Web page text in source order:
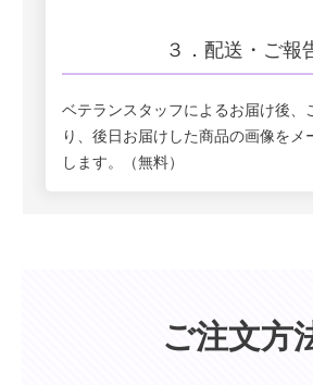
３．配送・ご報
ベテランスタッフによるお届け後、
り、後日お届けした商品の画像をメ
します。（無料）
ご注文方